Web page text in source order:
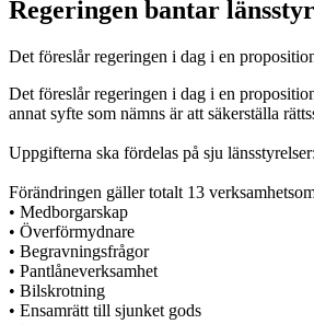
Regeringen bantar
Det föreslår regeringen i dag i en
Det föreslår regeringen i dag i en
annat syfte som nämns är att säkerställa
Uppgifterna ska fördelas på sju
Förändringen gäller totalt 13
• Medborgarskap
• Överförmydnare
• Begravningsfrågor
• Pantlåneverksamhet
• Bilskrotning
• Ensamrätt till sjunket gods